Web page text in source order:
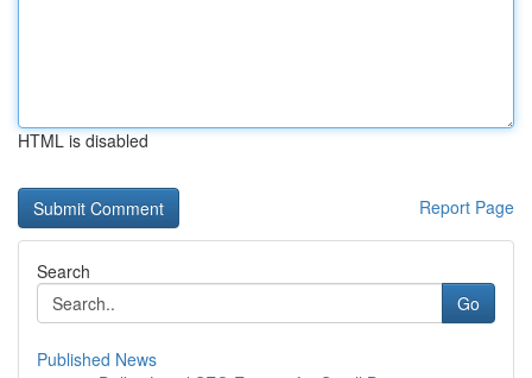
HTML is disabled
Report Page
Search
Go
Published News